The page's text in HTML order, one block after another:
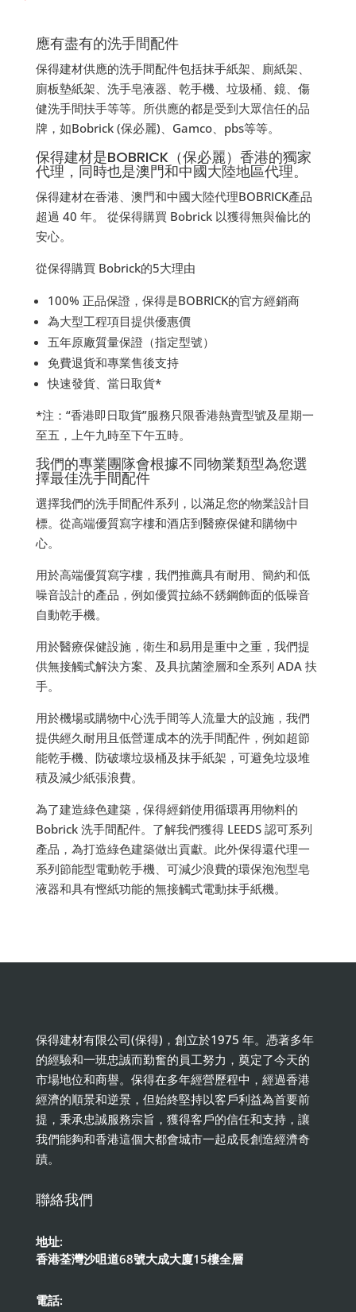
應有盡有的洗手間配件
保得建材供應的洗手間配件包括抹手紙架、廁紙架、
廁板墊紙架、洗手皂液器、乾手機、垃圾桶、鏡、傷
健洗手間扶手等等。所供應的都是受到大眾信任的品
牌，如Bobrick (保必麗)、Gamco、pbs等等。
保得建材是BOBRICK（保必麗）香港的獨家
代理，同時也是澳門和中國大陸地區代理。
保得建材在香港、澳門和中國大陸代理BOBRICK產品
超過 40 年。 從保得購買 Bobrick 以獲得無與倫比的
安心。
從保得購買 Bobrick的5大理由
100% 正品保證，保得是BOBRICK的官方經銷商
為大型工程項目提供優惠價
五年原廠質量保證（指定型號）
免費退貨和專業售後支持
快速發貨、當日取貨*
*注：“香港即日取貨”服務只限香港熱賣型號及星期一
至五，上午九時至下午五時。
我們的專業團隊會根據不同物業類型為您選
擇最佳洗手間配件
選擇我們的洗手間配件系列，以滿足您的物業設計目
標。從高端優質寫字樓和酒店到醫療保健和購物中
心。
用於高端優質寫字樓，我們推薦具有耐用、簡約和低
噪音設計的產品，例如優質拉絲不銹鋼飾面的低噪音
自動乾手機。
用於醫療保健設施，衛生和易用是重中之重，我們提
供無接觸式解決方案、及具抗菌塗層和全系列 ADA 扶
手。
用於機場或購物中心洗手間等人流量大的設施，我們
提供經久耐用且低營運成本的洗手間配件，例如超節
能乾手機、防破壞垃圾桶及抹手紙架，可避免垃圾堆
積及減少紙張浪費。
為了建造綠色建築，保得經銷使用循環再用物料的
Bobrick 洗手間配件。了解我們獲得 LEEDS 認可系列
產品，為打造綠色建築做出貢獻。此外保得還代理一
系列節能型電動乾手機、可減少浪費的環保泡泡型皂
液器和具有慳紙功能的無接觸式電動抹手紙機。
保得建材有限公司(保得)，創立於1975 年。憑著多年
的經驗和一班忠誠而勤奮的員工努力，奠定了今天的
市場地位和商譽。保得在多年經營歷程中，經過香港
經濟的順景和逆景，但始終堅持以客戶利益為首要前
提，秉承忠誠服務宗旨，獲得客戶的信任和支持，讓
我們能夠和香港這個大都會城市一起成長創造經濟奇
蹟。
聯絡我們
地址:
香港荃灣沙咀道68號大成大廈15樓全層
電話: